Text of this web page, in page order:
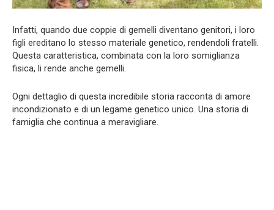
Infatti, quando due coppie di gemelli diventano genitori, i loro
figli ereditano lo stesso materiale genetico, rendendoli fratelli.
Questa caratteristica, combinata con la loro somiglianza
fisica, li rende anche gemelli.
Ogni dettaglio di questa incredibile storia racconta di amore
incondizionato e di un legame genetico unico. Una storia di
famiglia che continua a meravigliare.